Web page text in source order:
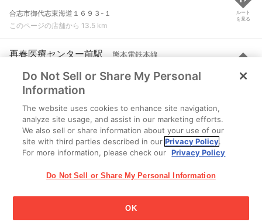
合志市御代志東海道１６９３-１
このページの店舗から 13.5 km
ルート
を見る
再春医療センター前駅 熊本電鉄本線
合志市須屋大窪２６６２-５
このページの店舗から 13.9 km
ルート
を見る
熊本高専前駅 熊本電鉄本線
合志市須屋大窪２６７０-４
このページの店舗から 14.2 km
江崎グリコ株式会社 Copyright © 2025 Ezaki Glico Co., Ltd.
Do Not Sell or Share My Personal
Information
The website uses cookies to enhance site navigation,
analyze site usage, and assist in our marketing efforts.
We also sell or share information about your use of our
site with third parties described in ourPrivacy Policy.
For more information, please check our Privacy Policy
Do Not Sell or Share My Personal Information
OK